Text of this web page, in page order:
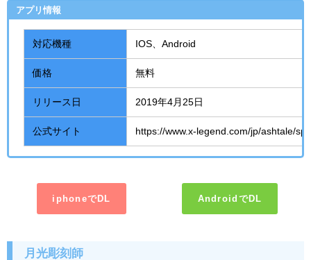
アプリ情報
対応機種 IOS、 Android
価格 無料
リリース日 2019年4 月 25 日
公式サイト https://www.x-legend.com/jp/ashtale/sp/
iphoneでDL AndroidでDL
月光彫刻師